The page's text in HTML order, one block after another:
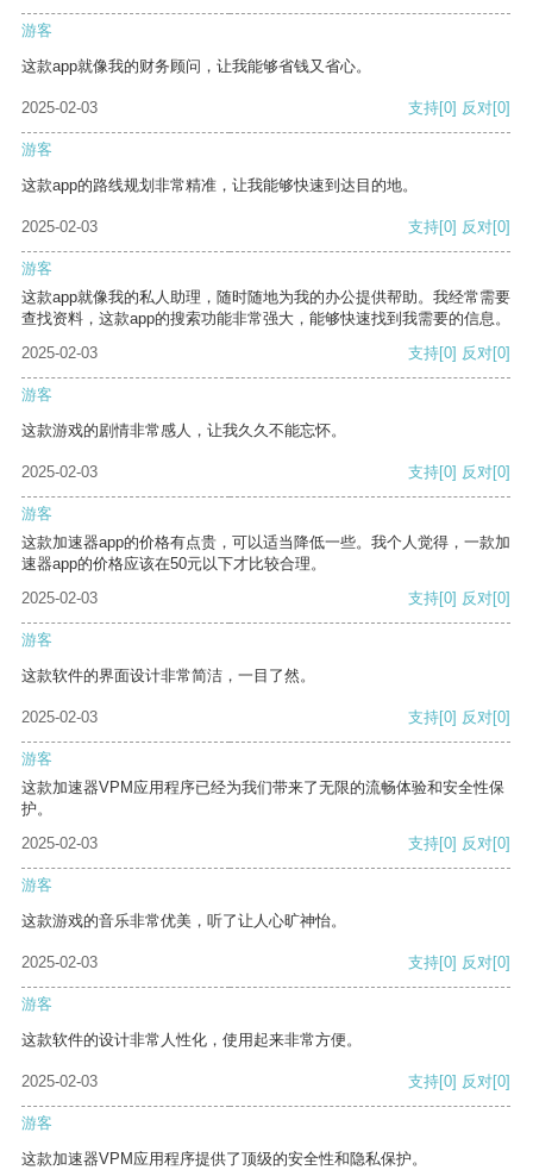
游客
这款app就像我的财务顾问，让我能够省钱又省心。
2025-02-03 支持[0] 反对[0]
游客
这款app的路线规划非常精准，让我能够快速到达目的地。
2025-02-03 支持[0] 反对[0]
游客
这款app就像我的私人助理，随时随地为我的办公提供帮助。我经常需要
查找资料，这款app的搜索功能非常强大，能够快速找到我需要的信息。
2025-02-03
支持[0] 反对[0]
游客
这款游戏的剧情非常感人，让我久久不能忘怀。
2025-02-03 支持[0] 反对[0]
游客
这款加速器app的价格有点贵，可以适当降低一些。我个人觉得，一款加
速器app的价格应该在50元以下才比较合理。
2025-02-03
支持[0] 反对[0]
游客
这款软件的界面设计非常简洁，一目了然。
2025-02-03 支持[0] 反对[0]
游客
这款加速器VPM应用程序已经为我们带来了无限的流畅体验和安全性保
护。
2025-02-03
支持[0] 反对[0]
游客
这款游戏的音乐非常优美，听了让人心旷神怡。
2025-02-03 支持[0] 反对[0]
游客
这款软件的设计非常人性化，使用起来非常方便。
2025-02-03 支持[0] 反对[0]
游客
这款加速器VPM应用程序提供了顶级的安全性和隐私保护。